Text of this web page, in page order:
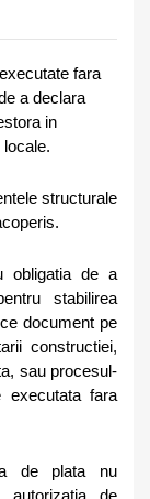
fara
a declara
in
locale.
structurale
obligatia de a
stabilirea
document pe
constructiei,
sau procesul-
executata fara
de plata nu